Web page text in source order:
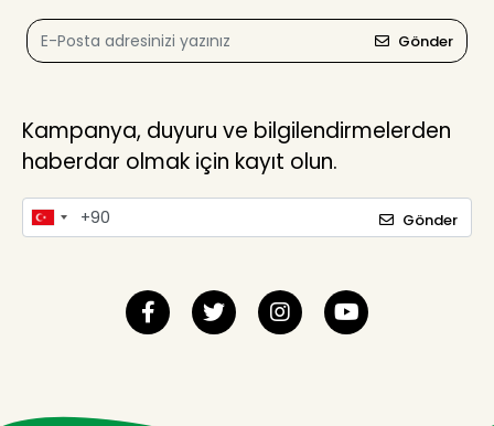
Gönder
Kampanya, duyuru ve bilgilendirmelerden
haberdar olmak için kayıt olun.
Gönder